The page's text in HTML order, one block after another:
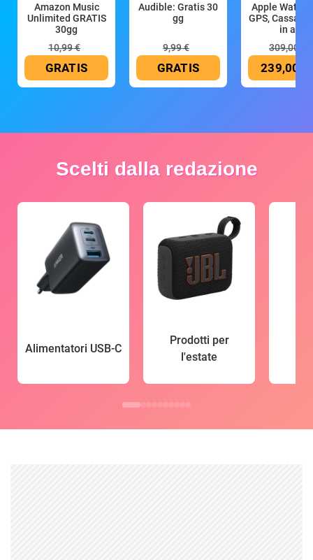
Amazon Music
Unlimited GRATIS
30gg
10,99 €
GRATIS
Audible: Gratis 30
gg
9,99 €
GRATIS
Apple Watch
GPS, Cassa
in all
309,00 €
239,00 €
Scelti dalla redazione
Alimentatori USB-C
Prodotti per
l'estate